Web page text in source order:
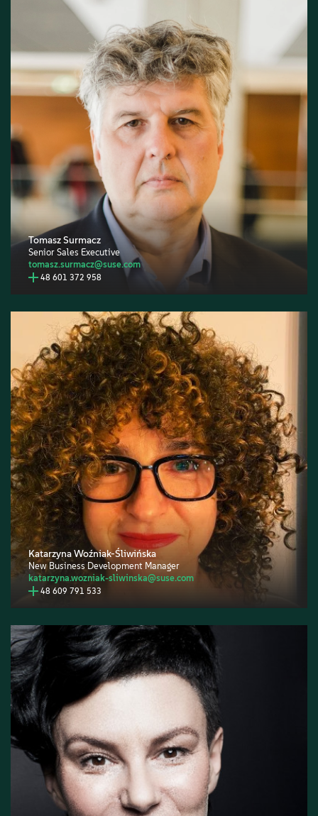
Tomasz Surmacz
Senior Sales Executive
tomasz.surmacz@suse.com
48 601 372 958
Katarzyna Woźniak-Śliwińska
New Business Development Manager
katarzyna.wozniak-sliwinska@suse.com
48 609 791 533